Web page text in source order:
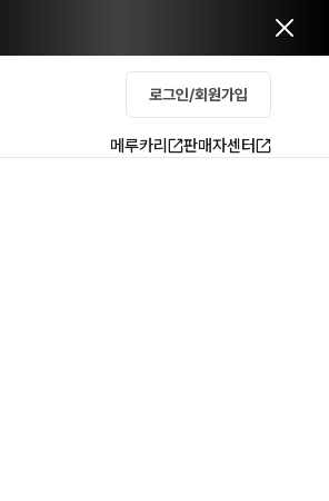
로그인/회원가입
메루카리 판매자센터